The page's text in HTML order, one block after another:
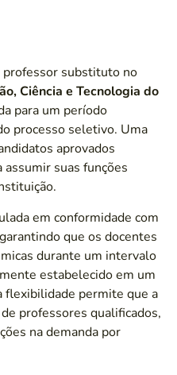
professor substituto no
Ciência e Tecnologia do
para um período
processo seletivo. Uma
aprovados
assumir suas funções
em conformidade com
que os docentes
durante um intervalo
estabelecido em um
flexibilidade permite que a
professores qualificados,
na demanda por